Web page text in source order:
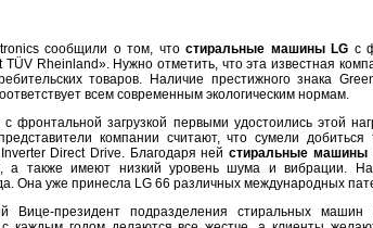
сообщили о том, что стиральные машины LG с
Rheinland». Нужно отметить, что эта известная
товаров. Наличие престижного знака
всем современным экологическим нормам.
фронтальной загрузкой первыми удостоились этой
компании считают, что сумели добиться
Direct Drive. Благодаря нейстиральные машины
а также имеют низкий уровень шума и вибрации.
Она уже принесла LG 66 различных международных
Вице-президент подразделения стиральных